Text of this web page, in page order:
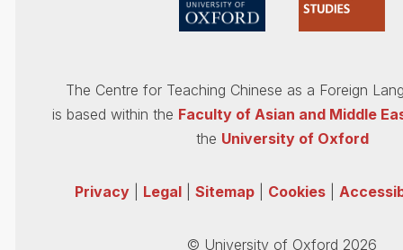
The Centre for Teaching Chinese as a Foreign
is based within the Faculty of Asian and Middle
the University of Oxford
Privacy| Legal| Sitemap| Cookies|
© University of Oxford 2026